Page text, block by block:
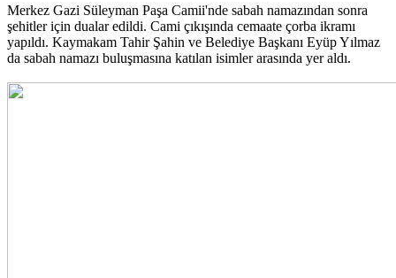
Merkez Gazi Süleyman Paşa Camii'nde sabah namazından sonra
şehitler için dualar edildi. Cami çıkışında cemaate çorba ikramı
yapıldı. Kaymakam Tahir Şahin ve Belediye Başkanı Eyüp Yılmaz
da sabah namazı buluşmasına katılan isimler arasında yer aldı.